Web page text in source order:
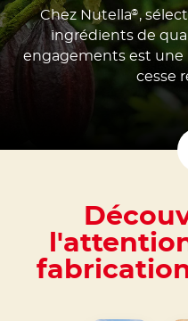
Chez Nutella® ,
ingrédients de
engagements est une
cesse